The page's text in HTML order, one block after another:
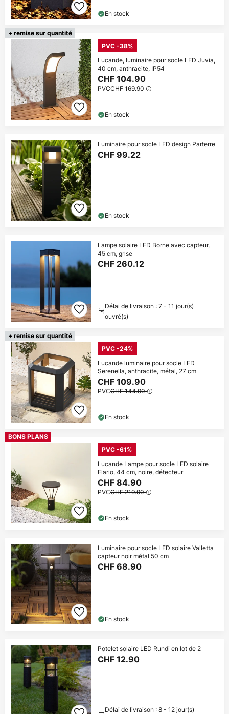
En stock
+ remise sur quantité
PVC -38%
Lucande, luminaire pour socle LED Juvia,
40 cm, anthracite, IP54
CHF 104.90
PVCCHF 169.90
En stock
Luminaire pour socle LED design Parterre
CHF 99.22
En stock
Lampe solaire LED Borne avec capteur,
45 cm, grise
CHF 260.12
Délai de livraison : 7 - 11 jour(s)
ouvré(s)
+ remise sur quantité
PVC -24%
Lucande luminaire pour socle LED
Serenella, anthracite, métal, 27 cm
CHF 109.90
PVCCHF 144.90
En stock
BONS PLANS
PVC -61%
Lucande Lampe pour socle LED solaire
Elario, 44 cm, noire, détecteur
CHF 84.90
PVCCHF 219.90
En stock
Luminaire pour socle LED solaire Valletta
capteur noir métal 50 cm
CHF 68.90
En stock
Potelet solaire LED Rundi en lot de 2
CHF 12.90
Délai de livraison : 8 - 12 jour(s)